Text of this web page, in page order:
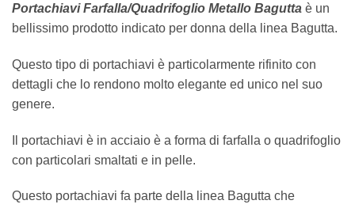
prezzo:
da
€12,90
a
€15,90
Portachiavi Farfalla/Quadrifoglio Metallo Bagutta è un
bellissimo prodotto indicato per donna della linea Bagutta.
Questo tipo di portachiavi è particolarmente rifinito con
dettagli che lo rendono molto elegante ed unico nel suo
genere.
Il portachiavi è in acciaio è a forma di farfalla o quadrifoglio
con particolari smaltati e in pelle.
Questo portachiavi fa parte della linea Bagutta che